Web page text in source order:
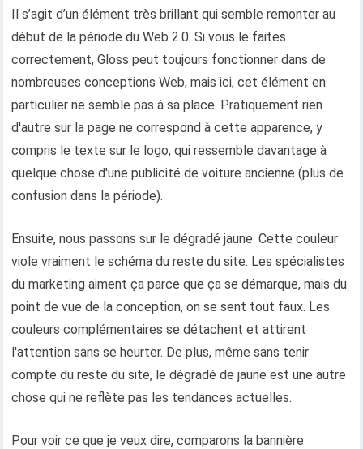
Il s’agit d’un élément très brillant qui semble remonter au
début de la période du Web 2.0. Si vous le faites
correctement, Gloss peut toujours fonctionner dans de
nombreuses conceptions Web, mais ici, cet élément en
particulier ne semble pas à sa place. Pratiquement rien
d'autre sur la page ne correspond à cette apparence, y
compris le texte sur le logo, qui ressemble davantage à
quelque chose d'une publicité de voiture ancienne (plus de
confusion dans la période).
Ensuite, nous passons sur le dégradé jaune. Cette couleur
viole vraiment le schéma du reste du site. Les spécialistes
du marketing aiment ça parce que ça se démarque, mais du
point de vue de la conception, on se sent tout faux. Les
couleurs complémentaires se détachent et attirent
l'attention sans se heurter. De plus, même sans tenir
compte du reste du site, le dégradé de jaune est une autre
chose qui ne reflète pas les tendances actuelles.
Pour voir ce que je veux dire, comparons la bannière